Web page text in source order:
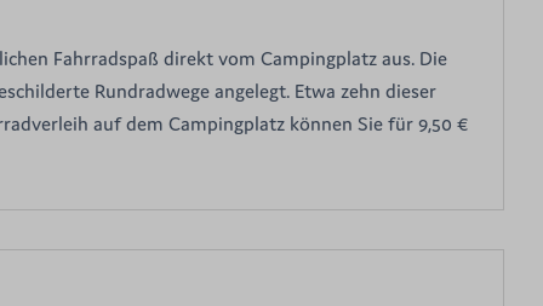
Fahrradspaß direkt vom Campingplatz aus. Die
Rundradwege angelegt. Etwa zehn dieser
auf dem Campingplatz können Sie für 9,50 €